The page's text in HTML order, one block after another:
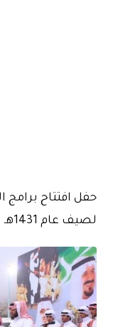
حفل افتتاح
لصيف عام 1431هـ